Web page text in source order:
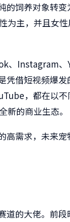
的饲养对象转变
为主，并且女
、Instagram、
借短视频爆发
，都在以
的商业生态。
高需求，未来宠
道的大佬。前